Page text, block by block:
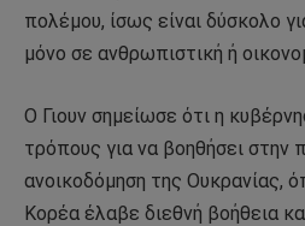
πολέμου, ίσως είναι δύσκολο
μόνο σε ανθρωπιστική ή
Ο Γιουν σημείωσε ότι η
τρόπους για να βοηθήσει στην
ανοικοδόμηση της Ουκρανίας,
Κορέα έλαβε διεθνή βοήθεια